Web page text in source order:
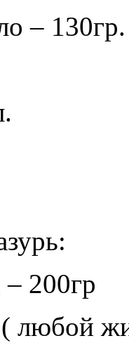
– 130гр.
200гр
любой